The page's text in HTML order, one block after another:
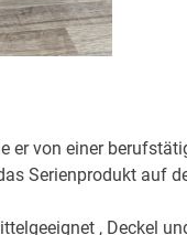
er von einer
Serienprodukt auf
, Deckel